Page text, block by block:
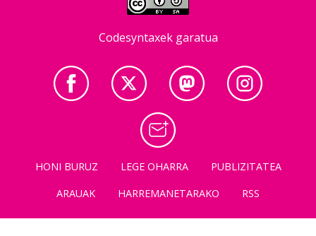
Codesyntaxek garatua
HONI BURUZ LEGE OHARRA
PUBLIZITATEA
ARAUAK
HARREMANETARAKO RSS